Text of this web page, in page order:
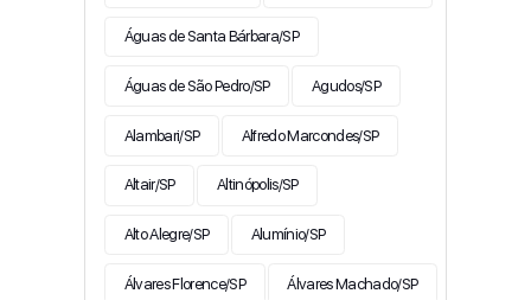
Águas de Santa Bárbara/SP
Águas de São Pedro/SP Agudos/SP
Alambari/SP Alfredo Marcondes/SP
Altair/SP Altinópolis/SP
Alto Alegre/SP Alumínio/SP
Álvares Florence/SP Álvares Machado/SP